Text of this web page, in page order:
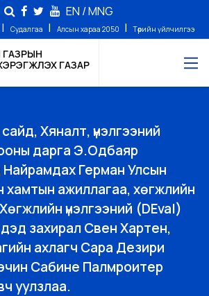
EN /MNG
| Судалгаа | Алсын хараа 2050 | Төрийн үйлчилгээ
ГАЗАР
Хяналт, үнэлгээний
дарга Э.Одбаяр
Найрамдах Герман Улсын
хамтын ажиллагаа, хөгжлийн
үнэлгээний (DEval)
захирал Свен Хартен,
ахлагч Сара Дезири
Сабине Палмрoитер
уулзлаа.